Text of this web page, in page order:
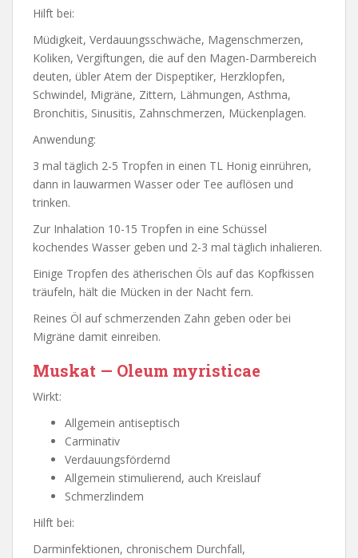
Hilft bei:
Müdigkeit, Verdauungsschwäche, Magenschmerzen,
Koliken, Vergiftungen, die auf den Magen-Darmbereich
deuten, übler Atem der Dispeptiker, Herzklopfen,
Schwindel, Migräne, Zittern, Lähmungen, Asthma,
Bronchitis, Sinusitis, Zahnschmerzen, Mückenplagen.
Anwendung:
3 mal täglich 2-5 Tropfen in einen TL Honig einrühren,
dann in lauwarmen Wasser oder Tee auflösen und
trinken.
Zur Inhalation 10-15 Tropfen in eine Schüssel
kochendes Wasser geben und 2-3 mal täglich inhalieren.
Einige Tropfen des ätherischen Öls auf das Kopfkissen
träufeln, hält die Mücken in der Nacht fern.
Reines Öl auf schmerzenden Zahn geben oder bei
Migräne damit einreiben.
Muskat — Oleum myristicae
Wirkt:
Allgemein antiseptisch
Carminativ
Verdauungsfördernd
Allgemein stimulierend, auch Kreislauf
Schmerzlindem
Hilft bei:
Darminfektionen, chronischem Durchfall,